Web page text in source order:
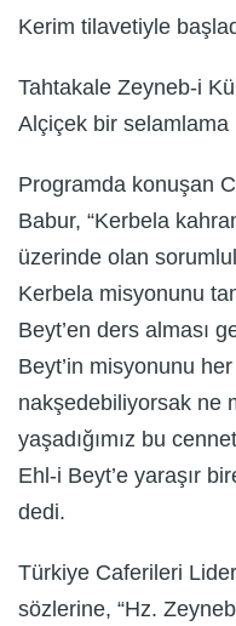
Kerim tilavetiyle
Tahtakale Zeyneb-i
Alçiçek bir selamlama
Programda konuşan
Babur, “Kerbela
üzerinde olan
Kerbela misyonunu
Beyt’en ders alması
Beyt’in misyonunu her
nakşedebiliyorsak ne
yaşadığımız bu
Ehl-i Beyt’e yaraşır
dedi.
Türkiye Caferileri
sözlerine, “Hz.